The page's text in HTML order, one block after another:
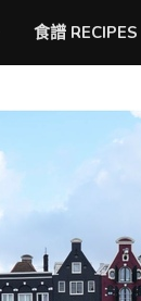
食譜 RECIPES